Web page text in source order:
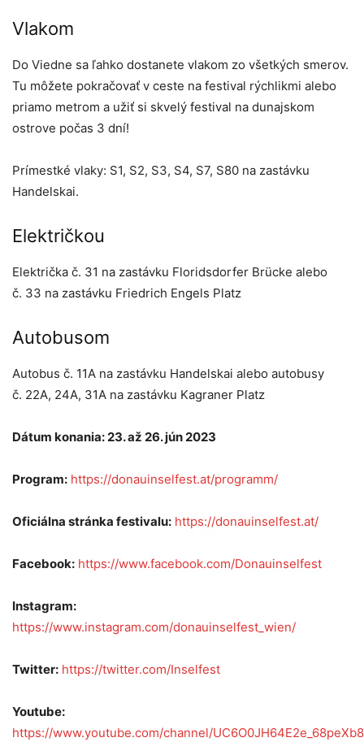
Vlakom
Do Viedne sa ľahko dostanete vlakom zo všetkých smerov.
Tu môžete pokračovať v ceste na festival rýchlikmi alebo
priamo metrom a užiť si skvelý festival na dunajskom
ostrove počas 3 dní!
Prímestké vlaky: S1, S2, S3, S4, S7, S80 na zastávku
Handelskai.
Električkou
Električka č. 31 na zastávku Floridsdorfer Brücke alebo
č. 33 na zastávku Friedrich Engels Platz
Autobusom
Autobus č. 11A na zastávku Handelskai alebo autobusy
č. 22A, 24A, 31A na zastávku Kagraner Platz
Dátum konania: 23. až 26. jún 2023
Program: https://donauinselfest.at/programm/
Oficiálna stránka festivalu: https://donauinselfest.at/
Facebook: https://www.facebook.com/Donauinselfest
Instagram:
https://www.instagram.com/donauinselfest_wien/
Twitter: https://twitter.com/Inselfest
Youtube:
https://www.youtube.com/channel/